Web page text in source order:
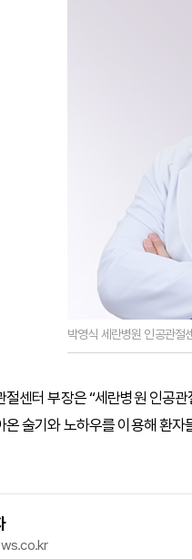
박영식 세란병원 인공관절
센터 부장은 “세란병원 인공
술기와 노하우를 이용해 환